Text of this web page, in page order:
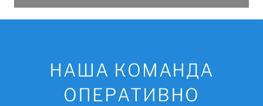
НАША КОМАНДА
ОПЕРАТИВНО